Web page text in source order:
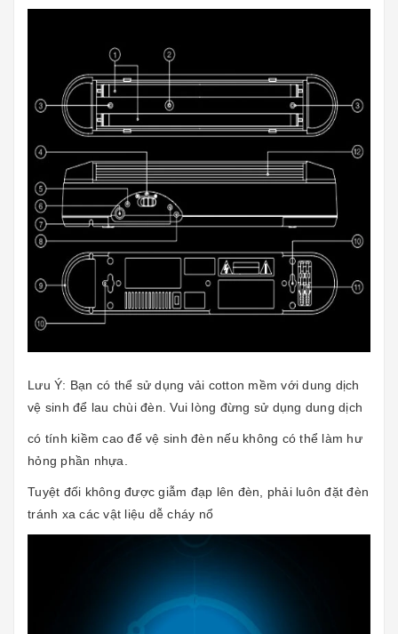
Lưu Ý: Bạn có thể sử dụng vải cotton mềm với dung dịch
vệ sinh để lau chùi đèn. Vui lòng đừng sử dụng dung dịch
có tính kiềm cao để vệ sinh đèn nếu không có thể làm hư
hỏng phần nhựa.
Tuyệt đối không được giẫm đạp lên đèn, phải luôn đặt đèn
tránh xa các vật liệu dễ cháy nổ